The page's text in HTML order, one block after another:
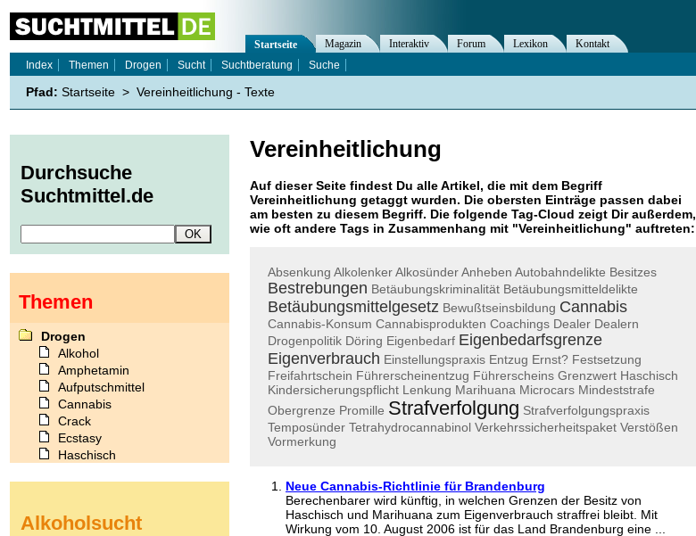
Vereinheitlichung
Auf dieser Seite findest Du alle Artikel, die mit dem Begriff
Vereinheitlichung getaggt wurden. Die obersten Einträge passen dabei
am besten zu diesem Begriff. Die folgende Tag-Cloud zeigt Dir außerdem,
wie oft andere Tags in Zusammenhang mit "Vereinheitlichung" auftreten:
Absenkung AlkolenkerAlkosünderAnheben Autobahndelikte Besitzes
Bestrebungen Betäubungskriminalität Betäubungsmitteldelikte
Betäubungsmittelgesetz Bewußtseinsbildung Cannabis
Cannabis-Konsum Cannabisprodukten Coachings Dealer Dealern
Drogenpolitik Döring Eigenbedarf Eigenbedarfsgrenze
Eigenverbrauch Einstellungspraxis Entzug Ernst? Festsetzung
Freifahrtschein Führerscheinentzug Führerscheins Grenzwert Haschisch
Kindersicherungspflicht Lenkung Marihuana Microcars Mindeststrafe
Obergrenze Promille Strafverfolgung Strafverfolgungspraxis
Temposünder Tetrahydrocannabinol Verkehrssicherheitspaket Verstößen
Vormerkung
Neue Cannabis-Richtlinie für Brandenburg
Berechenbarer wird künftig, in welchen Grenzen der Besitz von
Haschisch und Marihuana zum Eigenverbrauch straffrei bleibt. Mit
Wirkung vom 10. August 2006 ist für das Land Brandenburg eine ...
Startseite Magazin Interaktiv Forum Lexikon
Kontakt
Index
Themen Drogen Sucht Suchtberatung Suche
Pfad: Startseite > Vereinheitlichung - Texte
Durchsuche
Suchtmittel.de
Themen
Drogen
Alkohol
Amphetamin
Aufputschmittel
Cannabis
Crack
Ecstasy
Haschisch
Kokain
Alkoholsucht